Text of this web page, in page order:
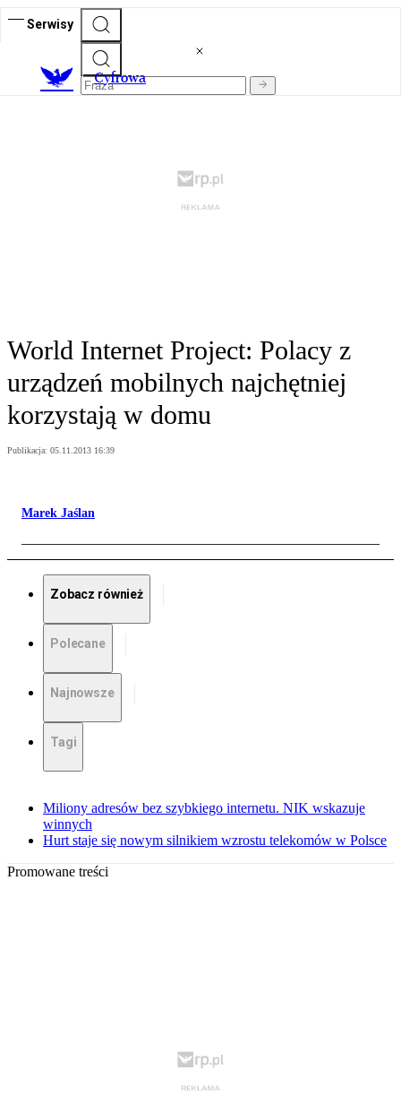
Serwisy
Cyfrowa
World Internet Project: Polacy z
urządzeń mobilnych najchętniej
korzystają w domu
Publikacja: 05.11.2013 16:39
Marek Jaślan
Zobacz również
Polecane
Najnowsze
Tagi
Miliony adresów bez szybkiego internetu. NIK wskazuje
winnych
Hurt staje się nowym silnikiem wzrostu telekomów w Polsce
Promowane treści